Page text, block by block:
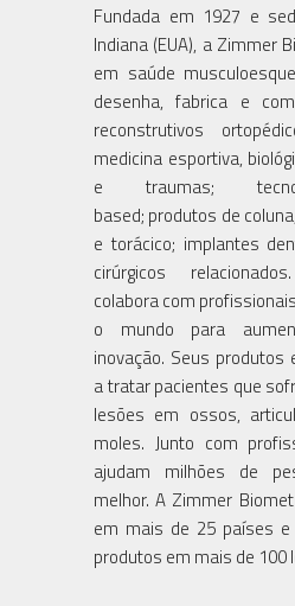
Fundada em 1927 e
Indiana (EUA), a Zimmer
em saúde
desenha, fabrica e
reconstrutivos
medicina esportiva,
e traumas;
based; produtos de
e torácico; implantes
cirúrgicos
colabora com
o mundo para
inovação. Seus produtos
a tratar pacientes que
lesões em ossos,
moles. Junto com
ajudam milhões de
melhor. A Zimmer
em mais de 25 países e
produtos em mais de 100